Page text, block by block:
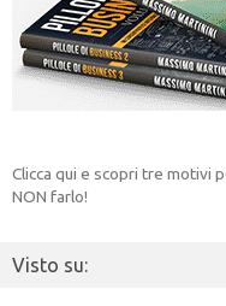
Clicca qui e scopri tre motivi
NON farlo!
Visto su: